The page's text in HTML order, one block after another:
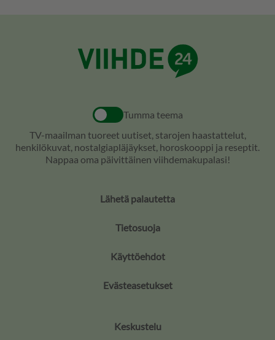
Tumma teema
TV-maailman tuoreet uutiset, starojen haastattelut,
henkilökuvat, nostalgiapläjäykset, horoskooppi ja reseptit.
Nappaa oma päivittäinen viihdemakupalasi!
Lähetä palautetta
Tietosuoja
Käyttöehdot
Evästeasetukset
Keskustelu